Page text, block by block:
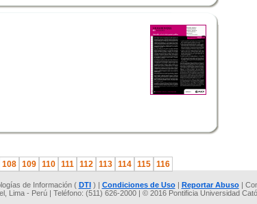
108 109 110 111 112 113 114 115 116
de Información ( DTI) | Condiciones de Uso| Reportar Abuso|
Lima - Perú | Teléfono: (511) 626-2000 | © 2016 Pontificia Universidad